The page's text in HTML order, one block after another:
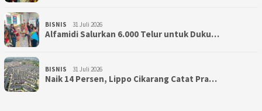
BISNIS 31 Juli 2026
Alfamidi Salurkan 6.000 Telur untuk Duku…
BISNIS 31 Juli 2026
Naik 14 Persen, Lippo Cikarang Catat Pra…